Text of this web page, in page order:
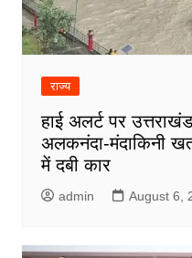
राज्य
हाई अलर्ट पर
अलकनंदा-मंदाकिनी
में दबी कार
admin August 6,